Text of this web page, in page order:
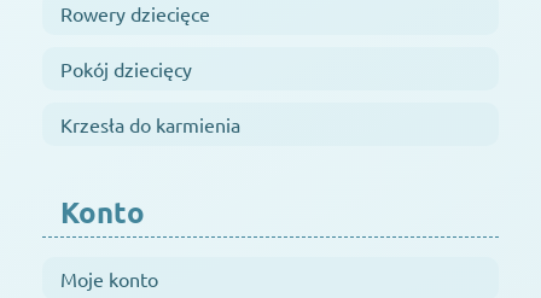
Rowery dziecięce
Pokój dziecięcy
Krzesła do karmienia
Konto
Moje konto